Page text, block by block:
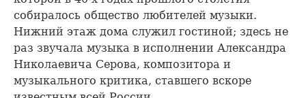
собиралось общество любителей музыки.
Нижний этаж дома служил гостиной; здесь не
раз звучала музыка в исполнении Александра
Николаевича Серова, композитора и
музыкального критика, ставшего вскоре